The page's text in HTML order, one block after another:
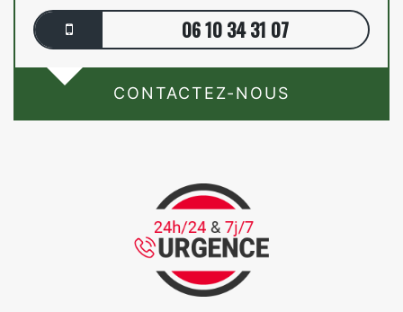
06 10 34 31 07
CONTACTEZ-NOUS